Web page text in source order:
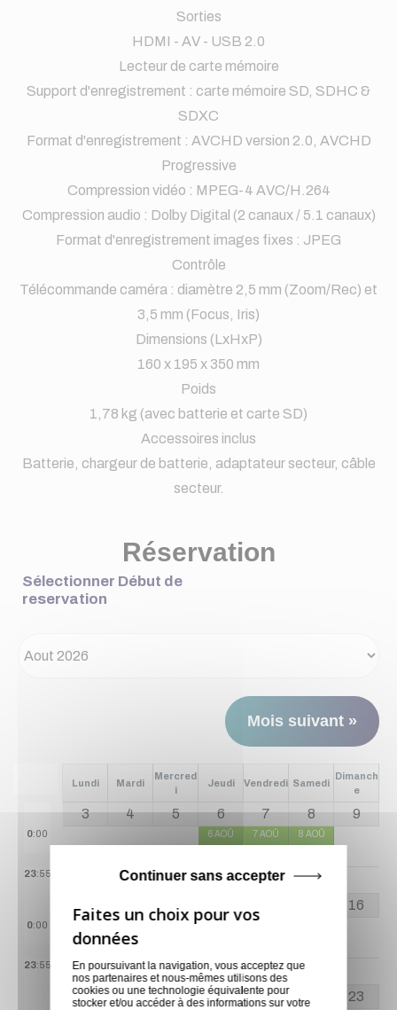
Sorties
HDMI - AV - USB 2.0
Lecteur de carte mémoire
Support d'enregistrement : carte mémoire SD, SDHC &
SDXC
Format d'enregistrement : AVCHD version 2.0, AVCHD
Progressive
Compression vidéo : MPEG-4 AVC/H.264
Compression audio : Dolby Digital (2 canaux / 5.1 canaux)
Format d'enregistrement images fixes : JPEG
Contrôle
Télécommande caméra : diamètre 2,5 mm (Zoom/Rec) et
3,5 mm (Focus, Iris)
Dimensions (LxHxP)
160 x 195 x 350 mm
Poids
1,78 kg (avec batterie et carte SD)
Accessoires inclus
Batterie, chargeur de batterie, adaptateur secteur, câble
secteur.
Réservation
Sélectionner Début de
reservation
Mois suivant »
Lundi Mardi
Mercred
i
Jeudi Vendredi Samedi
Dimanch
e
3 4 5 6 7 8 9
0:00 6 AOÛ 7 AOÛ 8 AOÛ
23:55
10 12 16
0:00
23:55
17 18 19 20 21 23
En poursuivant la navigation, vous acceptez que
nos partenaires et nous-mêmes utilisons des
cookies ou une technologie équivalente pour
stocker et/ou accéder à des informations sur votre
Continuer sans accepter